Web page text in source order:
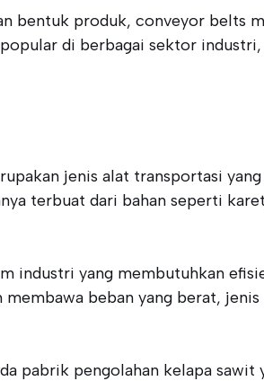
bentuk produk, conveyor belts
di berbagai sektor
jenis alat transportasi
terbuat dari bahan seperti
industri yang membutuhkan
beban yang berat,
pabrik pengolahan kelapa sawit